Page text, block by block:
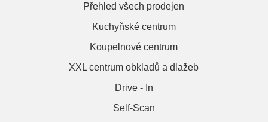
Přehled všech prodejen
Kuchyňské centrum
Koupelnové centrum
XXL centrum obkladů a dlažeb
Drive - In
Self-Scan